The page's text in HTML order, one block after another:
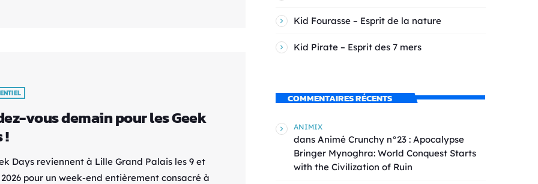
vous demain pour les Geek
!
Days reviennent à Lille Grand Palais les 9 et
pour un week-end entièrement consacré à
Kid Fourasse – Esprit de la nature
Kid Pirate – Esprit des 7 mers
COMMENTAIRES RÉCENTS
ANIMIX
dans Animé Crunchy n°23 : Apocalypse
Bringer Mynoghra: World Conquest Starts
with the Civilization of Ruin